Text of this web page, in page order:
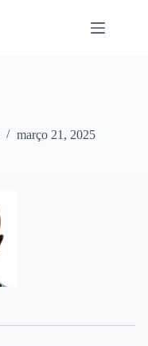
março 21, 2025